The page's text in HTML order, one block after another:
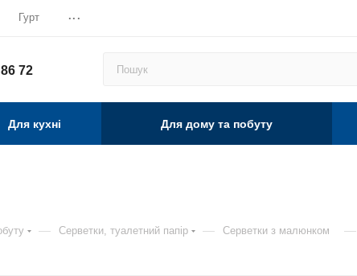
Гурт ...
72
Для кухні Для дому та побуту
— Серветки, туалетний папір — Серветки з малюнком —